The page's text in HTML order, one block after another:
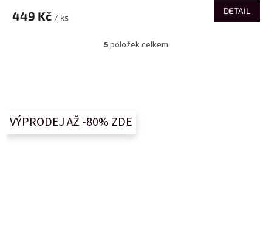
449 Kč / ks
DETAIL
O
l
5položek celkem
VÝPRODEJ AŽ -80% ZDE